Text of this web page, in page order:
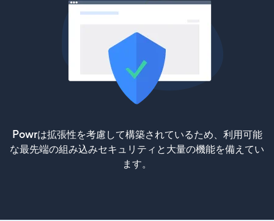
Powrは拡張性を考慮して構築されているため、利用可能
な最先端の組み込みセキュリティと大量の機能を備えてい
ます。